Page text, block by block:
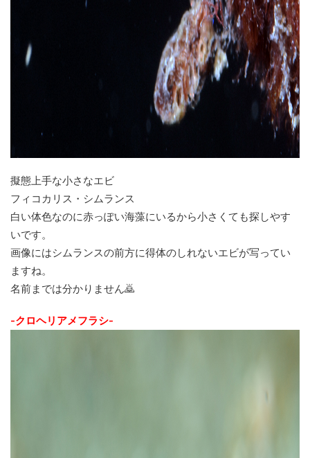
擬態上手な小さなエビ
フィコカリス・シムランス
白い体色なのに赤っぽい海藻にいるから小さくても探しやす
いです。
画像にはシムランスの前方に得体のしれないエビが写ってい
ますね。
名前までは分かりません🙇
-クロヘリアメフラシ-